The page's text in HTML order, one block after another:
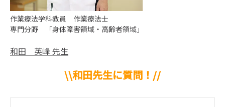
作業療法学科教員 作業療法士
専門分野 「身体障害領域・高齢者領域」
和田 英峰 先生
\\和田先生に質問！//